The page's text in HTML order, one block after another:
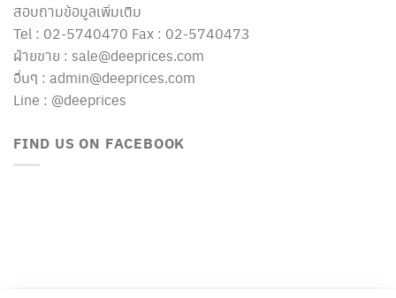
สอบถามข้อมูลเพิ่มเติม
Tel : 02-5740470 Fax : 02-5740473
ฝ่ายขาย : sale@deeprices.com
อื่นๆ : admin@deeprices.com
Line : @deeprices
FIND US ON FACEBOOK